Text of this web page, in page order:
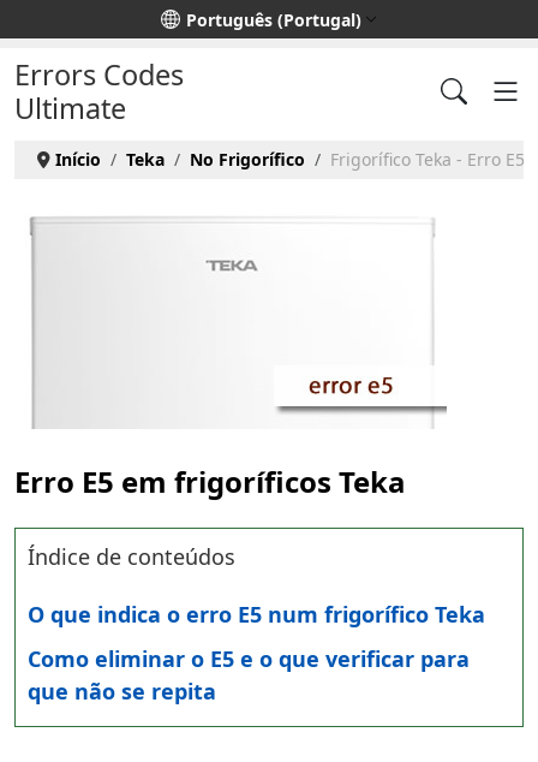
Escolha o seu idioma Português (Portugal)
Errors Codes
Ultimate
Início Teka No Frigorífico Frigorífico Teka - Erro E5
Erro E5 em frigoríficos Teka
Índice de conteúdos
O que indica o erro E5 num frigorífico Teka
Como eliminar o E5 e o que verificar para
que não se repita